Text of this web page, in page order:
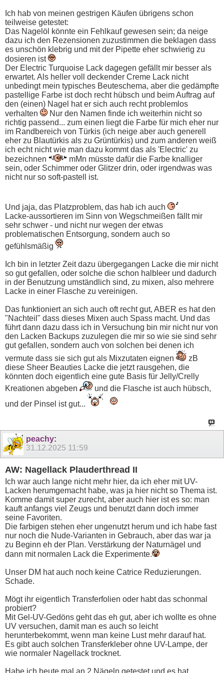
Ich hab von meinen gestrigen Käufen übrigens schon
teilweise getestet:
Das Nagelöl könnte ein Fehlkauf gewesen sein; da neige
dazu ich den Rezensionen zuzustimmen die beklagen dass
es unschön klebrig und mit der Pipette eher schwierig zu
dosieren ist
Der Electric Turquoise Lack dagegen gefällt mir besser als
erwartet. Als heller voll deckender Creme Lack nicht
unbedingt mein typisches Beuteschema, aber die gedämpfte
pastellige Farbe ist doch recht hübsch und beim Auftrag auf
den (einen) Nagel hat er sich auch recht problemlos
verhalten
Nur den Namen finde ich weiterhin nicht so
richtig passend... zum einen liegt die Farbe für mich eher nur
im Randbereich von Türkis (ich neige aber auch generell
eher zu Blautürkis als zu Grüntürkis) und zum anderen weiß
ich echt nicht wie man dazu kommt das als 'Electric' zu
bezeichnen
mMn müsste dafür die Farbe knalliger
sein, oder Schimmer oder Glitzer drin, oder irgendwas was
nicht nur so soft-pastell ist.
Und jaja, das Platzproblem, das hab ich auch
Lacke-aussortieren im Sinn von Wegschmeißen fällt mir
sehr schwer - und nicht nur wegen der etwas
problematischen Entsorgung, sondern auch so
gefühlsmäßig
Ich bin in letzter Zeit dazu übergegangen Lacke die mir nicht
so gut gefallen, oder solche die schon halbleer und dadurch
in der Benutzung umständlich sind, zu mixen, also mehrere
Lacke in einer Flasche zu vereinigen.
Das funktioniert an sich auch oft recht gut, ABER es hat den
"Nachteil" dass dieses Mixen auch Spass macht. Und das
führt dann dazu dass ich in Versuchung bin mir nicht nur von
den Lacken Backups zuzulegen die mir so wie sie sind sehr
gut gefallen, sondern auch von solchen bei denen ich
vermute dass sie sich gut als Mixzutaten eignen
zB
diese Sheer Beauties Lacke die jetzt rausgehen, die
könnten doch eigentlich eine gute Basis für Jelly/Crelly
Kreationen abgeben
und die Flasche ist auch hübsch,
und der Pinsel ist gut...
peachy:
31.12.2025 11:59
AW: Nagellack Plauderthread II
Ich war auch lange nicht mehr hier, da ich eher mit UV-
Lacken herumgemacht habe, was ja hier nicht so Thema ist.
Komme damit super zurecht, aber auch hier ist es so: man
kauft anfangs viel Zeugs und benutzt dann doch immer
seine Favoriten.
Die farbigen stehen eher ungenutzt herum und ich habe fast
nur noch die Nude-Varianten in Gebrauch, aber das war ja
zu Beginn eh der Plan. Verstärkung der Naturnägel und
dann mit normalen Lack die Experimente.
Unser DM hat auch noch keine Catrice Reduzierungen.
Schade.
Mögt ihr eigentlich Transferfolien oder habt das schonmal
probiert?
Mit Gel-UV-Gedöns geht das eh gut, aber ich wollte es ohne
UV versuchen, damit man es auch so leicht
herunterbekommt, wenn man keine Lust mehr darauf hat.
Es gibt auch solchen Transferkleber ohne UV-Lampe, der
wie normaler Nagellack trocknet.
Habe ich heute mal an 2 Nägeln getestet und es hat